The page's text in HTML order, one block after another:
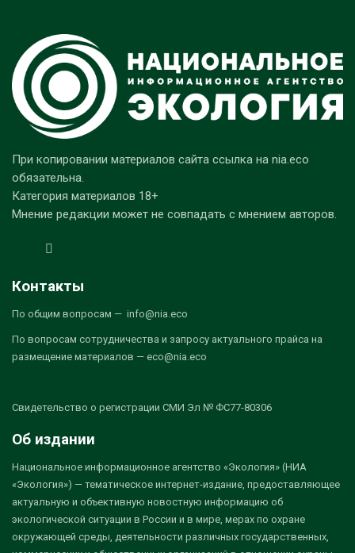
При копировании материалов сайта ссылка на nia.eco
обязательна.
Категория материалов 18+
Мнение редакции может не совпадать с мнением авторов.
Контакты
По общим вопросам — info@nia.eco
По вопросам сотрудничества и запросу актуального прайса на
размещение материалов — eco@nia.eco
Свидетельство о регистрации СМИ Эл № ФС77-80306
Об издании
Национальное информационное агентство «Экология» (НИА
«Экология») — тематическое интернет-издание, предоставляющее
актуальную и объективную новостную информацию об
экологической ситуации в России и в мире, мерах по охране
окружающей среды, деятельности различных государственных,